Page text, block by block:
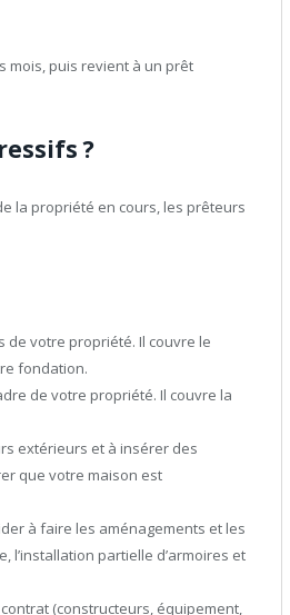
mois, puis revient à un prêt
?
la propriété en cours, les prêteurs
de votre propriété. Il couvre le
fondation.
de votre propriété. Il couvre la
extérieurs et à insérer des
que votre maison est
à faire les aménagements et les
partielle d’armoires et
(constructeurs, équipement,